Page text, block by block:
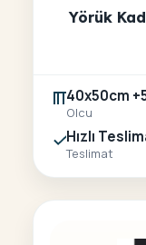
Yörük
40x50cm
Olcu
Hızlı
Teslimat